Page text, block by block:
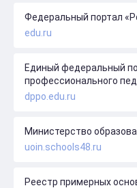
Федеральный портал
edu.ru
Единый федеральный
профессионального
dppo.edu.ru
Министерство
uoin.schools48.ru
Реестр примерных